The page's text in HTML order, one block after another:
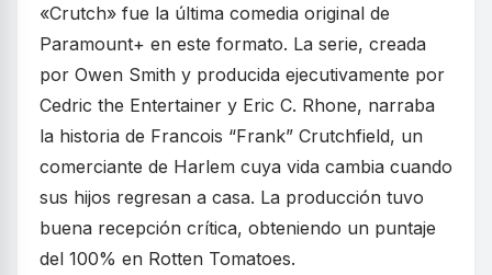
«Crutch» fue la última comedia original de
Paramount+ en este formato. La serie, creada
por Owen Smith y producida ejecutivamente por
Cedric the Entertainer y Eric C. Rhone, narraba
la historia de Francois “Frank” Crutchfield, un
comerciante de Harlem cuya vida cambia cuando
sus hijos regresan a casa. La producción tuvo
buena recepción crítica, obteniendo un puntaje
del 100% en Rotten Tomatoes.